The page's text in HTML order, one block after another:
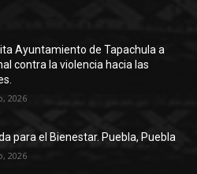
Ayuntamiento de Tapachula a
contra la violencia hacia las
2026
para el Bienestar. Puebla, Puebla
2026